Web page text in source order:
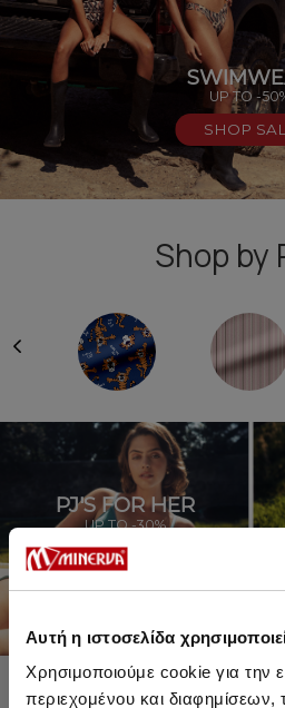
Αυτή η ιστοσελίδα
Χρησιμοποιούμε cookie για την
περιεχομένου και διαφημίσεων,
UP TO -
SHOP
Shop by
PJ'S FOR HER
UP TO -30%
SHOP SALE